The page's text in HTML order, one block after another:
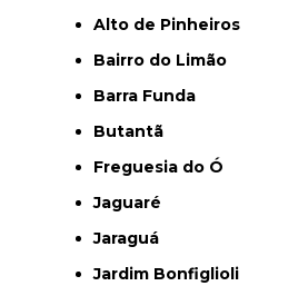
Alto de Pinheiros
Bairro do Limão
Barra Funda
Butantã
Freguesia do Ó
Jaguaré
Jaraguá
Jardim Bonfiglioli